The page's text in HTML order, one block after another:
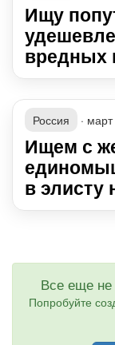
Ищу
вредных
Россия · март
Ищем с
в элисту
Все еще не
Попробуйте